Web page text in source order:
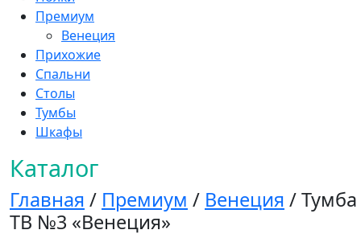
Премиум
Венеция
Прихожие
Спальни
Столы
Тумбы
Шкафы
Каталог
Главная / Премиум / Венеция / Тумба
ТВ №3 «Венеция»